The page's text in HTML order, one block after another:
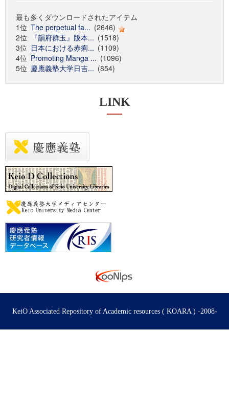
最も多くダウンロードされたアイテム
1位 The perpetual fa... (2646)
2位
『韻府群玉』版本... (1518)
3位 日本における赤痢... (1109)
4位 Promoting Manga ... (1096)
5位 慶應義塾大学日吉... (854)
LINK
KeiO Associated Repository of Academic resources ( KOARA ) -2008-